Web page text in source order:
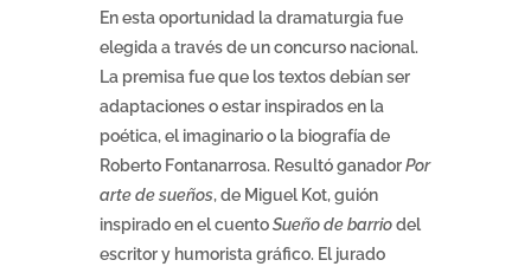
En esta oportunidad la dramaturgia fue
elegida a través de un concurso nacional.
La premisa fue que los textos debían ser
adaptaciones o estar inspirados en la
poética, el imaginario o la biografía de
Roberto Fontanarrosa. Resultó ganadorPor
arte de sueños, de Miguel Kot, guión
inspirado en el cuentoSueño de barriodel
escritor y humorista gráfico. El jurado